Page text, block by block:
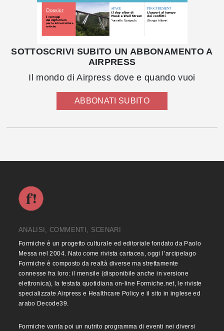
SOTTOSCRIVI SUBITO UN ABBONAMENTO A
AIRPRESS
Il mondo di Airpress dove e quando vuoi
ABBONATI SUBITO
ANALISI, COMMENTI, SCENARI
Formiche è un progetto culturale ed editoriale fondato da Paolo
Messa nel 2004. Nato come rivista cartacea, oggi l’arcipelago
Formiche è composto da realtà diverse ma strettamente
connesse fra loro: il mensile (disponibile anche in versione
elettronica), la testata quotidiana on-line Formiche.net, le riviste
specializzate Airpress e Healthcare Policy e il sito in inglese ed
arabo Decode39.
Formiche vanta poi un nutrito programma di eventi nei diversi